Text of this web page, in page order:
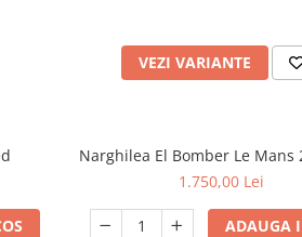
VEZI VARIANTE
Narghilea El Bomber Le Mans
1.750,00 Lei
ADAUGA